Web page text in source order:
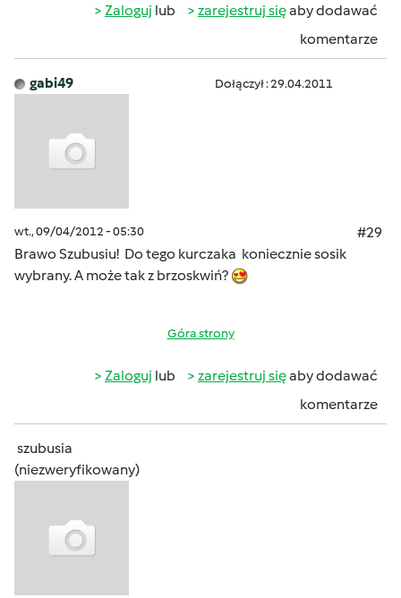
Zaloguj lub zarejestruj sięaby dodawać
komentarze
gabi49 Dołączył : 29.04.2011
wt., 09/04/2012 - 05:30
#29
Brawo Szubusiu! Do tego kurczaka koniecznie sosik
wybrany. A może tak z brzoskwiń?
Góra strony
Zaloguj lub zarejestruj sięaby dodawać
komentarze
szubusia
(niezweryfikowany)